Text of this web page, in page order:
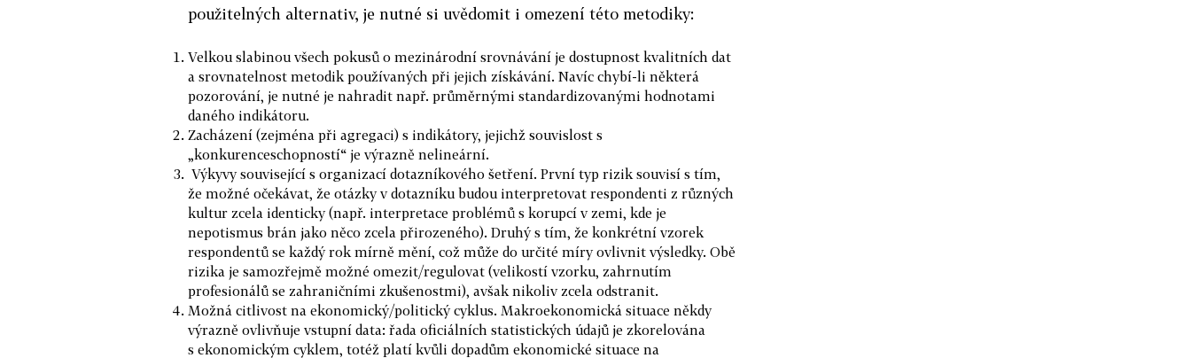
použitelných alternativ, je nutné si uvědomit i omezení této metodiky:
Velkou slabinou všech pokusů o mezinárodní srovnávání je dostupnost kvalitních dat
a srovnatelnost metodik používaných při jejich získávání. Navíc chybí-li některá
pozorování, je nutné je nahradit např. průměrnými standardizovanými hodnotami
daného indikátoru.
Zacházení (zejména při agregaci) s indikátory, jejichž souvislost s
„konkurenceschopností“ je výrazně nelineární.
Výkyvy související s organizací dotazníkového šetření. První typ rizik souvisí s tím,
že možné očekávat, že otázky v dotazníku budou interpretovat respondenti z různých
kultur zcela identicky (např. interpretace problémů s korupcí v zemi, kde je
nepotismus brán jako něco zcela přirozeného). Druhý s tím, že konkrétní vzorek
respondentů se každý rok mírně mění, což může do určité míry ovlivnit výsledky. Obě
rizika je samozřejmě možné omezit/regulovat (velikostí vzorku, zahrnutím
profesionálů se zahraničními zkušenostmi), avšak nikoliv zcela odstranit.
Možná citlivost na ekonomický/politický cyklus. Makroekonomická situace někdy
výrazně ovlivňuje vstupní data: řada oficiálních statistických údajů je zkorelována
s ekonomickým cyklem, totéž platí kvůli dopadům ekonomické situace na